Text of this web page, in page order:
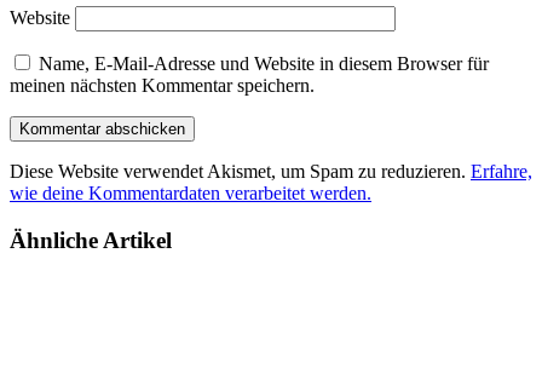
Website
Name, E-Mail-Adresse und Website in diesem Browser für
meinen nächsten Kommentar speichern.
Diese Website verwendet Akismet, um Spam zu reduzieren. Erfahre,
wie deine Kommentardaten verarbeitet werden.
Ähnliche Artikel